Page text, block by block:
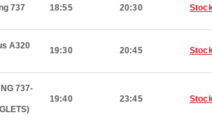
737 18:55 20:30
A320
19:30 20:45
737-
19:40 23:45